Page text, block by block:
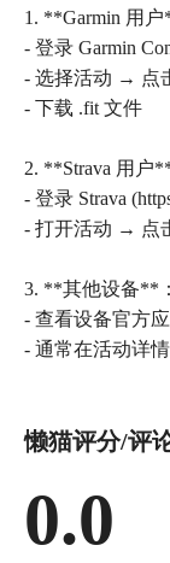
1. **Garmin 用户
- 登录 Garmin
- 选择活动 → 点
- 下载 .fit 文件
2. **Strava 用户**
- 登录 Strava
- 打开活动 → 点
3. **其他设备**：
- 查看设备官方
- 通常在活动详
懒猫评分/评
0.0